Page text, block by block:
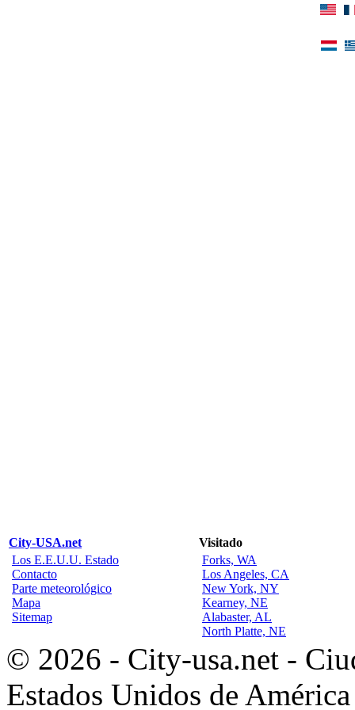
City-USA.net
Visitado
Los E.E.U.U. Estado
Contacto
Parte meteorológico
Mapa
Sitemap
Forks, WA
Los Angeles, CA
New York, NY
Kearney, NE
Alabaster, AL
North Platte, NE
© 2026 - City-usa.net -
Estados Unidos de América